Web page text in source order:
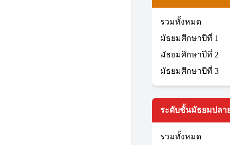
รวมทั้งหมด
มัธยมศึกษาปีที่ 1
มัธยมศึกษาปีที่ 2
มัธยมศึกษาปีที่ 3
ระดับชั้นมัธยมปลา
รวมทั้งหมด